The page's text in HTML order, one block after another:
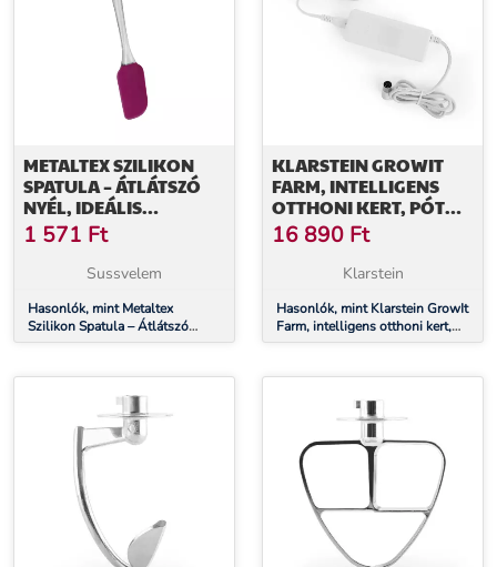
METALTEX SZILIKON
SPATULA – ÁTLÁTSZÓ
NYÉL, IDEÁLIS
KRÉMFELVITELHEZ
1 571 Ft
Sussvelem
Hasonlók, mint Metaltex
Szilikon Spatula – Átlátszó
Nyél, Ideális Krémfelvitelhez
KLARSTEIN GROWIT
FARM, INTELLIGENS
OTTHONI KERT, PÓT
TÁPEGYSÉG, 24 V/6.25 A
16 890 Ft
Klarstein
Hasonlók, mint Klarstein GrowIt
Farm, intelligens otthoni kert,
pót tápegység, 24 V/6.25 A